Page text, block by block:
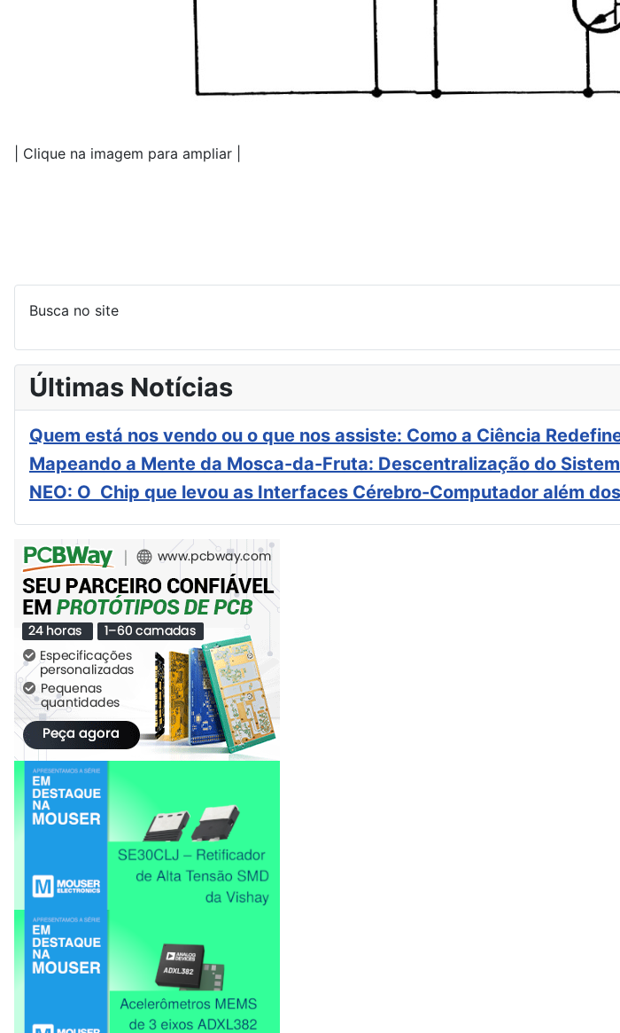
| Clique na imagem para ampliar |
Busca no site
Últimas Notícias
Quem está nos vendo ou o que nos assiste: Como a Ciência
Mapeando a Mente da Mosca-da-Fruta: Descentralização do
NEO: O Chip que levou as Interfaces Cérebro-Computador além